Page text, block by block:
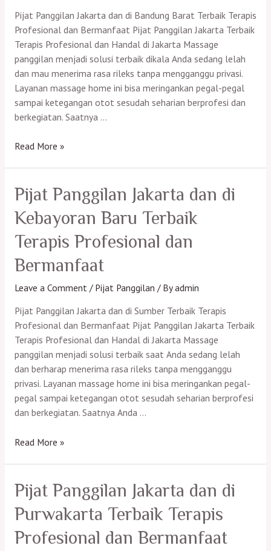
Bermanfaat
Pijat Panggilan Jakarta dan di Bandung Barat Terbaik Terapis
Profesional dan Bermanfaat Pijat Panggilan Jakarta Terbaik
Terapis Profesional dan Handal di Jakarta Massage
panggilan menjadi solusi terbaik dikala Anda sedang lelah
dan mau menerima rasa rileks tanpa mengganggu privasi.
Layanan massage home ini bisa meringankan pegal-pegal
sampai ketegangan otot sesudah seharian berprofesi dan
berkegiatan. Saatnya …
Pijat
dan
di
Soreang
Terbaik
Terapis
Profesional
Bermanfaat
Read More »
Pijat Panggilan Jakarta dan di
Kebayoran Baru Terbaik
Terapis Profesional dan
Bermanfaat
Leave a Comment / Pijat Panggilan / Byadmin
Pijat Panggilan Jakarta dan di Sumber Terbaik Terapis
Profesional dan Bermanfaat Pijat Panggilan Jakarta Terbaik
Terapis Profesional dan Handal di Jakarta Massage
panggilan menjadi solusi terbaik saat Anda sedang lelah
dan berharap menerima rasa rileks tanpa mengganggu
privasi. Layanan massage home ini bisa meringankan pegal-
pegal sampai ketegangan otot sesudah seharian berprofesi
dan berkegiatan. Saatnya Anda …
Pijat
dan
di
Kebayoran
Baru
Terbaik
Read More »
Pijat Panggilan Jakarta dan di
Purwakarta Terbaik Terapis
Profesional dan Bermanfaat